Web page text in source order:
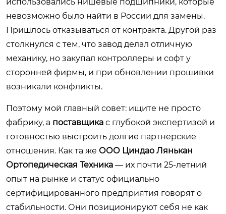
невозможно было найти в России для замены.
Пришлось отказываться от контракта. Другой раз
столкнулся с тем, что завод делал отличную
механику, но закупал контроллеры и софт у
сторонней фирмы, и при обновлении прошивки
возникали конфликты.
Поэтому мой главный совет: ищите не просто
фабрику, а поставщика с глубокой экспертизой и
готовностью выстроить долгие партнерские
отношения. Как та же ООО Циндао Лянькан
Ортопедическая Техника — их почти 25-летний
опыт на рынке и статус официально
сертифицированного предприятия говорят о
стабильности. Они позиционируют себя не как